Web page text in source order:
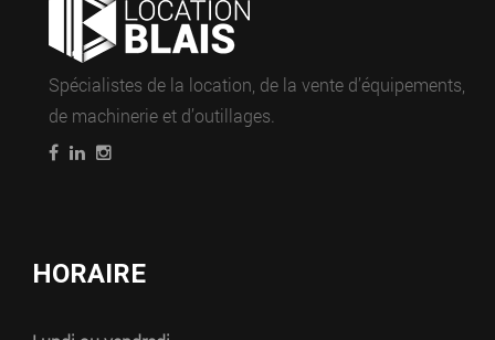
Spécialistes de la location, de la vente d’équipements,
de machinerie et d’outillages.
HORAIRE